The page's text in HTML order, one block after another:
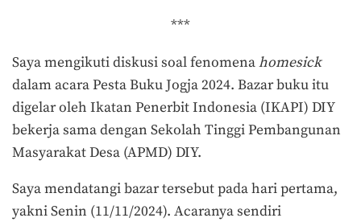
***
Saya mengikuti diskusi soal fenomenahomesick
dalam acara Pesta Buku Jogja 2024. Bazar buku itu
digelar oleh Ikatan Penerbit Indonesia (IKAPI) DIY
bekerja sama dengan Sekolah Tinggi Pembangunan
Masyarakat Desa (APMD) DIY.
Saya mendatangi bazar tersebut pada hari pertama,
yakni Senin (11/11/2024). Acaranya sendiri